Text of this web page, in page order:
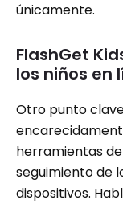
únicamente.
FlashGet
los niños en
Otro punto
herramientas
seguimiento de
dispositivos.